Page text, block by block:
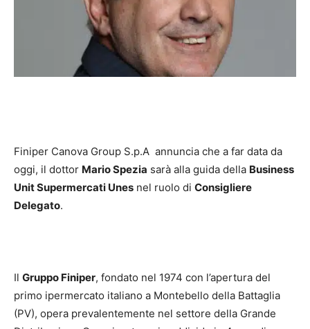
Finiper Canova Group S.p.A annuncia che a far data da
oggi, il dottor Mario Spezia sarà alla guida della Business
Unit Supermercati Unes nel ruolo di Consigliere
Delegato.
Il Gruppo Finiper, fondato nel 1974 con l’apertura del
primo ipermercato italiano a Montebello della Battaglia
(PV), opera prevalentemente nel settore della Grande